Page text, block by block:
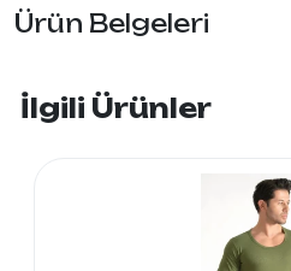
Ürün Belgeleri
İlgili Ürünler